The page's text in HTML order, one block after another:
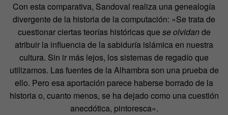
Con esta comparativa, Sandoval realiza una genealogía
divergente de la historia de la computación: «Se trata de
cuestionar ciertas teorías históricas que se olvidande
atribuir la influencia de la sabiduría islámica en nuestra
cultura. Sin ir más lejos, los sistemas de regadío que
utilizamos. Las fuentes de la Alhambra son una prueba de
ello. Pero esa aportación parece haberse borrado de la
historia o, cuanto menos, se ha dejado como una cuestión
anecdótica, pintoresca».